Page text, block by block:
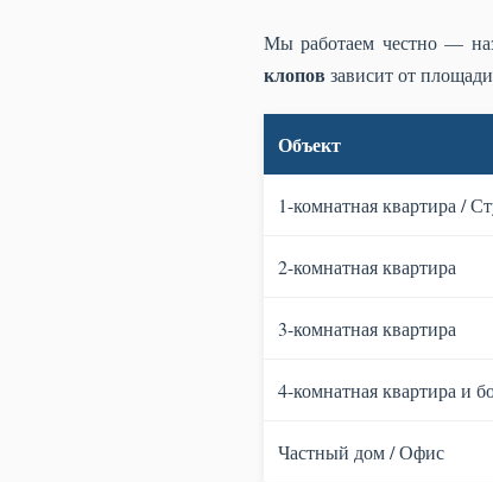
Мы работаем честно —
клопов зависит от
Объект
1-комнатная квартира /
2-комнатная квартира
3-комнатная квартира
4-комнатная квартира и
Частный дом / Офис